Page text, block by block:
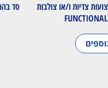
צדיות ו/או צולבות